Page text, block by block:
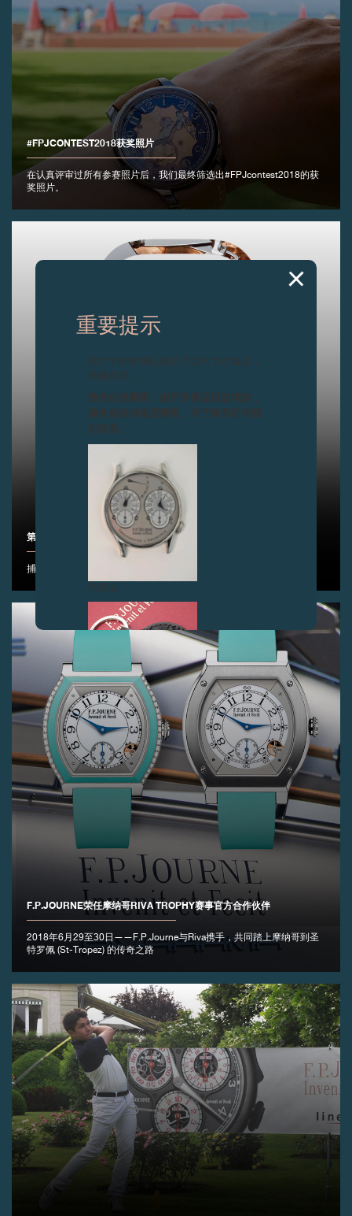
#FPJCONTEST2018获奖照片
在认真评审过所有参赛照片后，我们最终筛选出#FPJcontest2018的获
奖照片。
第2届F.P.JOURNE INSTAGRAM摄影大赛
捕捉您旅行中的别样时光……
F.P.JOURNE荣任摩纳哥RIVA TROPHY赛事官方合作伙伴
2018年6月29至30日——F.P.Journe与Riva携手，共同踏上摩纳哥到圣
特罗佩 (St-Tropez) 的传奇之路
重要提示
图片中的时钟及相关产品均为伪冒品，
致各位收藏家：由于伪冒品日益增加，
请务必保持高度警觉，并于购买前与我
们联系。
伪冒品
伪冒品
伪冒品